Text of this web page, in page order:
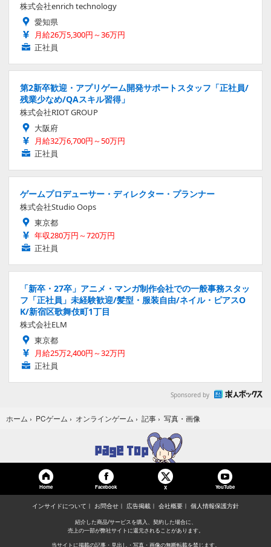
株式会社enrich technology
愛知県
月給26万5,300円～36万円
正社員
第2新卒歓迎・アプリゲーム開発サポートスタッフ「正社員/
残業少なめ/QAスキル習得」
株式会社RIOT GROUP
大阪府
月給32万6,700円～50万円
正社員
ゲームプロデューサー・ディレクター・プランナー
株式会社Studio Oops
東京都
年収280万円～720万円
正社員
「新卒・27卒」アニメ・マンガ制作会社での一般事務スタッ
フ「正社員」未経験歓迎/髪型・服装自由/ネイル・ピアスO
K/新宿区歌舞伎町1丁目
株式会社ELM
東京都
月給25万2,400円～32万円
正社員
Sponsored by
ホーム › PCゲーム › オンラインゲーム › 記事 › 写真・画像
Home Facebook X YouTube
インサイドについて お問合せ 広告掲載 会社概要 個人情報保護方針
紹介した商品/サービスを購入、契約した場合に、
売上の一部が弊社サイトに還元されることがあります。
当サイトに掲載の記事・見出し・写真・画像の無断転載を禁じます。